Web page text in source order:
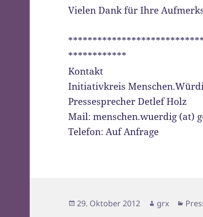
Vielen Dank für Ihre
************
Kontakt
Initiativkreis
Pressesprecher Detlef Holz
Mail: menschen.wuerdig (at)
Telefon: Auf Anfrage
Veröffentlicht
29. Oktober 2012 Autor
grx